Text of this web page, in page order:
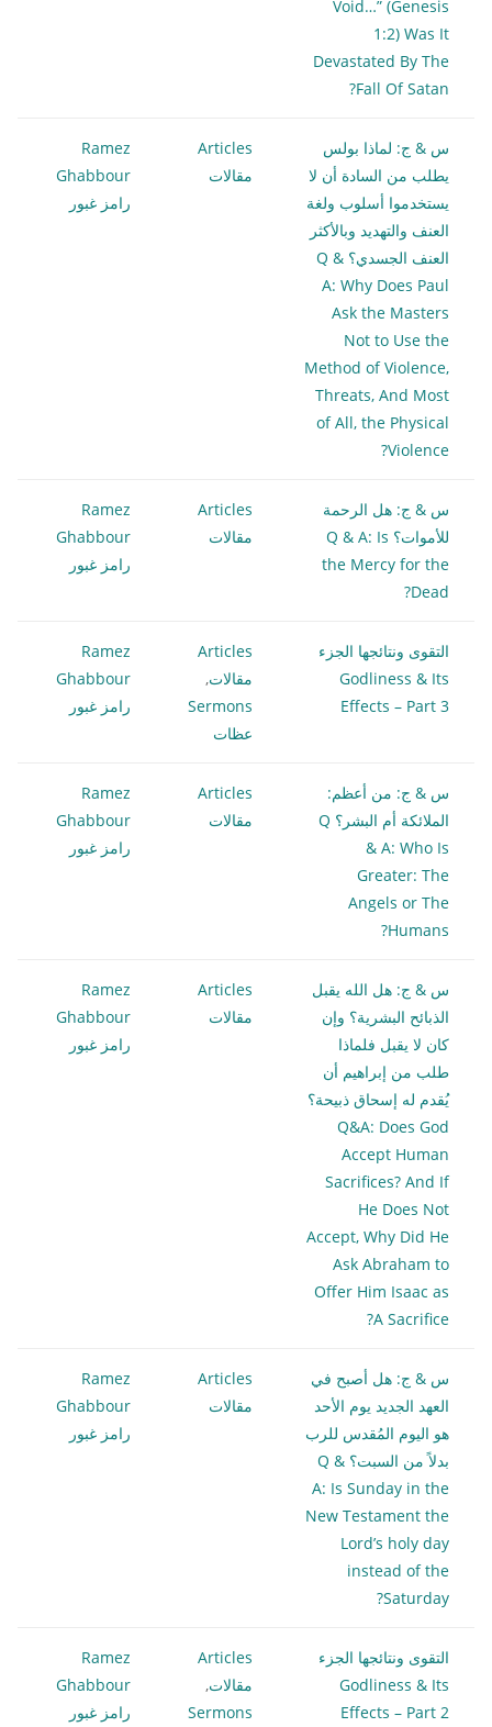
Void…” (Genesis
1:2) Was It
Devastated By The
Fall Of Satan?
س & ج: لماذا بولس
يطلب من السادة أن لا
يستخدموا أسلوب ولغة
العنف والتهديد وبالأكثر
العنف الجسدي؟ Q &
A: Why Does Paul
Ask the Masters
Not to Use the
Method of Violence,
Threats, And Most
of All, the Physical
Violence?
Articles
مقالات
Ramez
Ghabbour
رامز غبور
س & ج: هل الرحمة
للأموات؟ Q & A: Is
the Mercy for the
Dead?
Articles
مقالات
Ramez
Ghabbour
رامز غبور
التقوى ونتائجها الجزء
Godliness & Its
Effects – Part 3
Articles
مقالات,
Sermons
عظات
Ramez
Ghabbour
رامز غبور
س & ج: من أعظم:
الملائكة أم البشر؟ Q
& A: Who Is
Greater: The
Angels or The
Humans?
Articles
مقالات
Ramez
Ghabbour
رامز غبور
س & ج: هل الله يقبل
الذبائح البشرية؟ وإن
كان لا يقبل فلماذا
طلب من إبراهيم أن
يُقدم له إسحاق ذبيحة؟
Q&A: Does God
Accept Human
Sacrifices? And If
He Does Not
Accept, Why Did He
Ask Abraham to
Offer Him Isaac as
A Sacrifice?
Articles
مقالات
Ramez
Ghabbour
رامز غبور
س & ج: هل أصبح في
العهد الجديد يوم الأحد
هو اليوم المُقدس للرب
بدلاً من السبت؟ Q &
A: Is Sunday in the
New Testament the
Lord’s holy day
instead of the
Saturday?
Articles
مقالات
Ramez
Ghabbour
رامز غبور
التقوى ونتائجها الجزء
Godliness & Its
Effects – Part 2
Articles
مقالات,
Sermons
Ramez
Ghabbour
رامز غبور